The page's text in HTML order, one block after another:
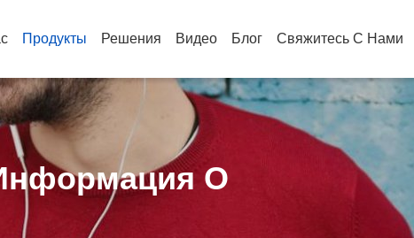
Продукты Решения Видео Блог Свяжитесь С Нами
О